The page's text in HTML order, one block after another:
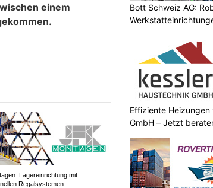
einem
Lagereinrichtung mit
Regalsystemen
Bott Schweiz AG:
Effiziente Heizungen
GmbH – Jetzt